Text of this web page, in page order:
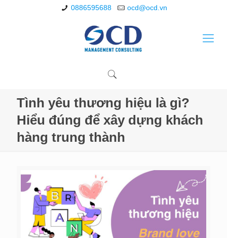
0886595688 ocd@ocd.vn
Tình yêu thương hiệu là gì?
Hiểu đúng để xây dựng khách
hàng trung thành